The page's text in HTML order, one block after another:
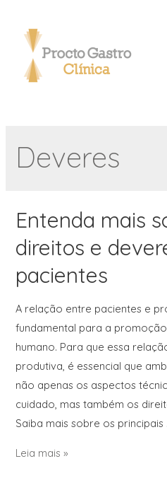
Deveres
Entenda mais
direitos e
pacientes
A relação entre pacientes e
fundamental para a
humano. Para que essa
produtiva, é essencial que
não apenas os aspectos
cuidado, mas também os
Saiba mais sobre os principais
Leia mais »